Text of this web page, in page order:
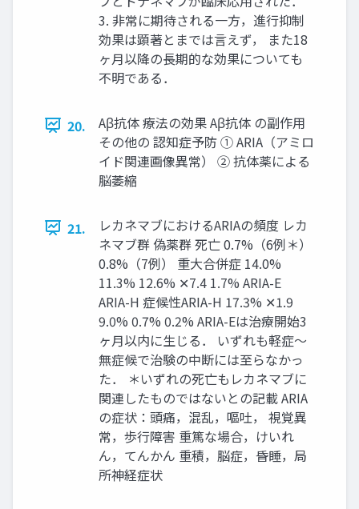
3. 非常に期待される一方，進行抑制
効果は顕著とまでは言えず， また18
ヶ月以降の長期的な効果についても
不明である．
20.
Aβ抗体 療法の効果 Aβ抗体 の副作用
その他の 認知症予防 ① ARIA（アミロ
イド関連画像異常） ② 抗体薬による
脳萎縮
21.
レカネマブにおけるARIAの頻度 レカ
ネマブ群 偽薬群 死亡 0.7%（6例＊）
0.8%（7例） 重大合併症 14.0%
11.3% 12.6% ✕7.4 1.7% ARIA-E
ARIA-H 症候性ARIA-H 17.3% ✕1.9
9.0% 0.7% 0.2% ARIA-Eは治療開始3
ヶ月以内に生じる． いずれも軽症～
無症候で治験の中断には至らなかっ
た． ＊いずれの死亡もレカネマブに
関連したものではないとの記載 ARIA
の症状：頭痛，混乱，嘔吐， 視覚異
常，歩行障害 重篤な場合，けいれ
ん，てんかん 重積，脳症，昏睡，局
所神経症状